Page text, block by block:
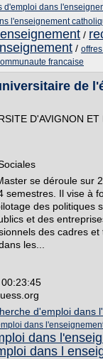
d'emploi dans
l'enseignement
/
/
francaise
de
D'AVIGNON ET
se déroule sur
semestres. Il vise à
des politiques
et des
des cadres et
les...
d'emploi dans
dans
dans
dans l